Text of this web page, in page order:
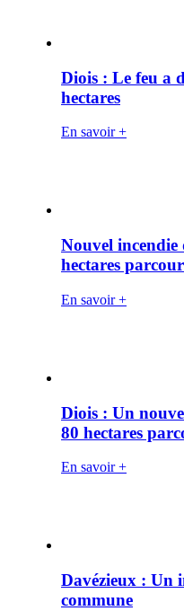
Diois : Le feu a
hectares
En savoir +
Nouvel incendie
hectares
En savoir +
Diois : Un
80 hectares
En savoir +
Davézieux : Un
commune